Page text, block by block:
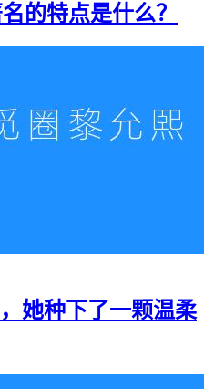
的特点是什么？
她种下了一颗温柔